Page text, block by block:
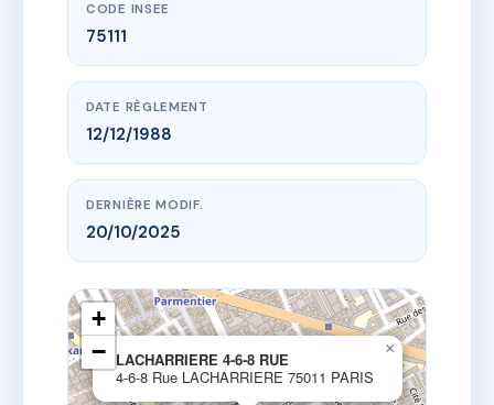
CODE INSEE
75111
DATE RÈGLEMENT
12/12/1988
DERNIÈRE MODIF.
20/10/2025
LACHARRIERE 4-6-8 RUE
4-6-8 Rue LACHARRIERE 75011 PARIS
×
+
−